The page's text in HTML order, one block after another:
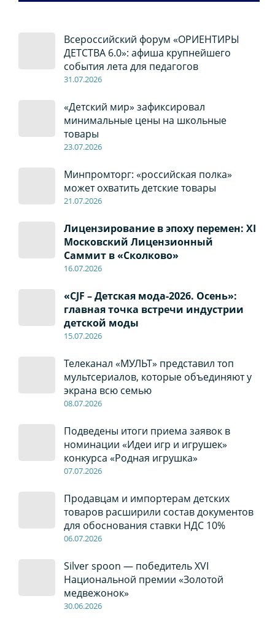
Всероссийский форум «ОРИЕНТИРЫ
ДЕТСТВА 6.0»: афиша крупнейшего
события лета для педагогов
31.07.2026
«Детский мир» зафиксировал
минимальные цены на школьные
товары
23.07.2026
Минпромторг: «российская полка»
может охватить детские товары
21.07.2026
Лицензирование в эпоху перемен: XI
Московский Лицензионный
Саммит в «Сколково»
16.07.2026
«CJF – Детская мода-2026. Осень»:
главная точка встречи индустрии
детской моды
15.07.2026
Телеканал «МУЛЬТ» представил топ
мультсериалов, которые объединяют у
экрана всю семью
08.07.2026
Подведены итоги приема заявок в
номинации «Идеи игр и игрушек»
конкурса «Родная игрушка»
07.07.2026
Продавцам и импортерам детских
товаров расширили состав документов
для обоснования ставки НДС 10%
06.07.2026
Silver spoon — победитель XVI
Национальной премии «Золотой
медвежонок»
30.06.2026